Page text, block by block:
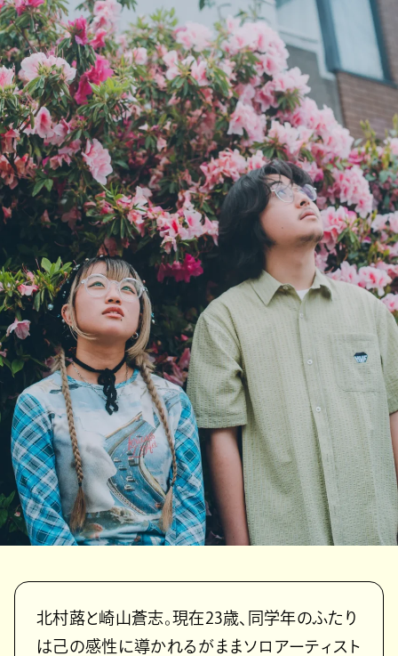
北村蕗と崎山蒼志。現在23歳、同学年のふたり
は己の感性に導かれるがままソロアーティスト